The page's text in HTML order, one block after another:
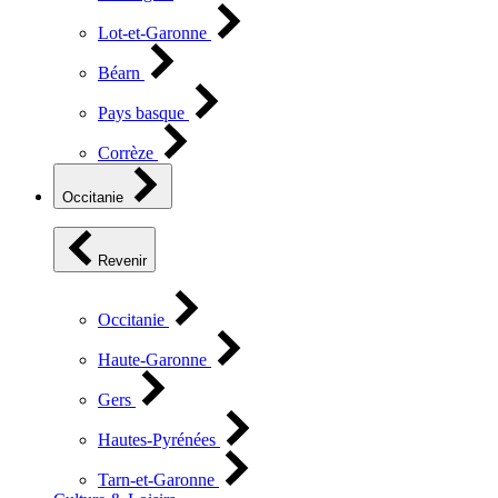
Lot-et-Garonne
Béarn
Pays basque
Corrèze
Occitanie
Revenir
Occitanie
Haute-Garonne
Gers
Hautes-Pyrénées
Tarn-et-Garonne